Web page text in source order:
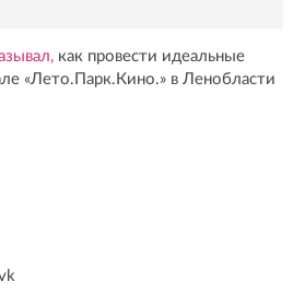
как провести идеальные
«Лето.Парк.Кино.» в Ленобласти